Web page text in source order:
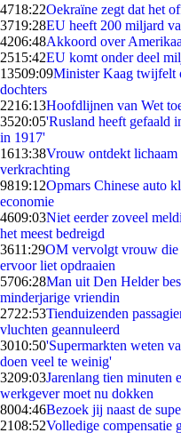
4718:22Oekraïne zegt dat het
3719:28EU heeft 200 miljard
4206:48Akkoord over
2515:42EU komt onder deel
13509:09Minister Kaag twijfelt
dochters
2216:13Hoofdlijnen van Wet
3520:05'Rusland heeft gefaald
in 1917'
1613:38Vrouw ontdekt lichaam
verkrachting
9819:12Opmars Chinese auto
economie
4609:03Niet eerder zoveel
het meest bedreigd
3611:29OM vervolgt vrouw die
ervoor liet opdraaien
5706:28Man uit Den Helder
minderjarige vriendin
2722:53Tienduizenden
vluchten geannuleerd
3010:50'Supermarkten weten
doen veel te weinig'
3209:03Jarenlang tien minuten
werkgever moet nu dokken
8004:46Bezoek jij naast de
2108:52Volledige compensatie